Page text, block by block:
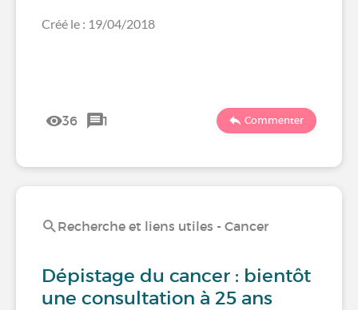
Créé le : 19/04/2018
36 1 Commenter
Recherche et liens utiles - Cancer
Dépistage du cancer : bientôt
une consultation à 25 ans